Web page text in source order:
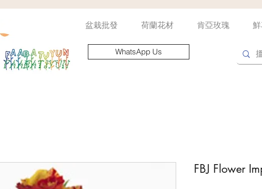
盆栽批發 荷蘭花材 肯亞玫瑰
WhatsApp Us
FBJ Flower